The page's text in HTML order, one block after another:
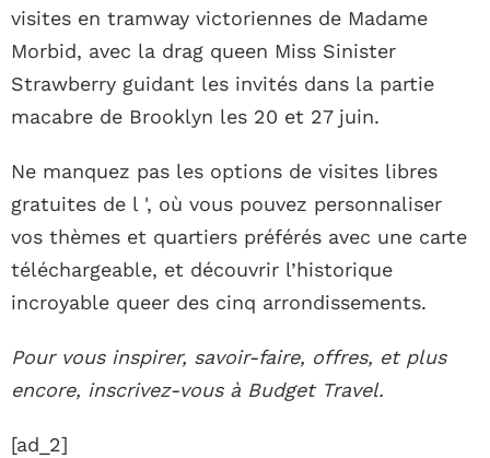
visites en tramway victoriennes de Madame
Morbid, avec la drag queen Miss Sinister
Strawberry guidant les invités dans la partie
macabre de Brooklyn les 20 et 27 juin.
Ne manquez pas les options de visites libres
gratuites de l ', où vous pouvez personnaliser
vos thèmes et quartiers préférés avec une carte
téléchargeable, et découvrir l’historique
incroyable queer des cinq arrondissements.
Pour vous inspirer, savoir-faire, offres, et plus
encore, inscrivez-vous à Budget Travel.
[ad_2]